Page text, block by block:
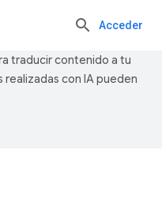
Acceder
traducir contenido a tu
con IA pueden